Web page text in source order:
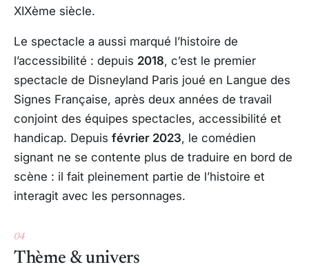
XIXème siècle.
Le spectacle a aussi marqué l’histoire de
l’accessibilité : depuis 2018, c’est le premier
spectacle de Disneyland Paris joué en Langue des
Signes Française, après deux années de travail
conjoint des équipes spectacles, accessibilité et
handicap. Depuis février 2023, le comédien
signant ne se contente plus de traduire en bord de
scène : il fait pleinement partie de l’histoire et
interagit avec les personnages.
04
Thème & univers